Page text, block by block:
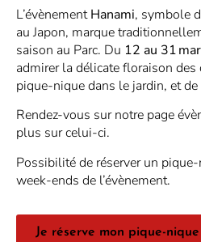
L’évènementHanami, symbole
au Japon, marque
saison au Parc. Du 12 au 31
admirer la délicate floraison des
pique-nique dans le jardin, et
Rendez-vous sur notre page
plus sur celui-ci.
Possibilité de réserver un
week-ends de l’évènement.
Je réserve mon pique-nique